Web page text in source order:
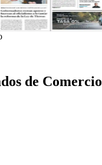
de Comercio